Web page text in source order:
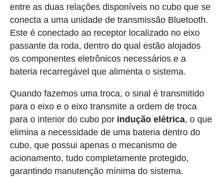
entre as duas relações disponíveis no cubo que se
conecta a uma unidade de transmissão Bluetooth.
Este é conectado ao receptor localizado no eixo
passante da roda, dentro do qual estão alojados
os componentes eletrônicos necessários e a
bateria recarregável que alimenta o sistema.
Quando fazemos uma troca, o sinal é transmitido
para o eixo e o eixo transmite a ordem de troca
para o interior do cubo por indução elétrica, o que
elimina a necessidade de uma bateria dentro do
cubo, que possui apenas o mecanismo de
acionamento, tudo completamente protegido,
garantindo manutenção mínima do sistema.